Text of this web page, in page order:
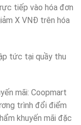
tiếp vào hóa đơn
X VNĐ trên hóa
tức tại quầy thu
mãi: Coopmart
trình đổi điểm
khuyến mãi đặc